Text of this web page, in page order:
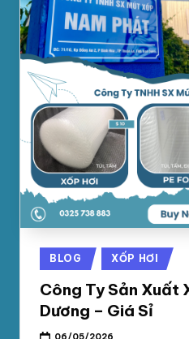
Posted
in
BLOG XỐP HƠI
Công Ty Sản Xuất
Dương – Giá Sỉ